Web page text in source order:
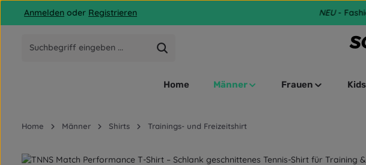
Hauptinhalt springen
Zur Suche springen
Zur Hauptnavigation springen
Anmelden oder Registrieren NEU-
Home Männer Frauen Kids
Home Männer Shirts Trainings- und Freizeitshirt
Bildergalerie überspringen